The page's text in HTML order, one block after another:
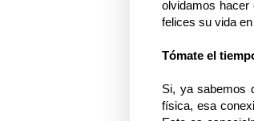
olvidamos hacer
felices su vida
Tómate el
Si, ya sabemos
física, esa